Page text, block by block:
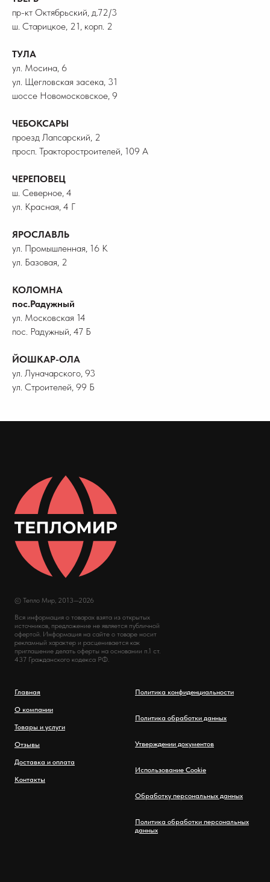
пр-кт Октябрьский, д.72/3
ш. Старицкое, 21, корп. 2
ТУЛА
ул. Мосина, 6
ул. Щегловская засека, 31
шоссе Новомосковское, 9
ЧЕБОКСАРЫ
проезд Лапсарский, 2
просп. Тракторостроителей, 109 А
ЧЕРЕПОВЕЦ
ш. Северное, 4
ул. Красная, 4 Г
ЯРОСЛАВЛЬ
ул. Промышленная, 16 К
ул. Базовая, 2
КОЛОМНА
пос.Радужный
ул. Московская 14
пос. Радужный, 47 Б
ЙОШКАР-ОЛА
ул. Луначарского, 93
ул. Строителей, 99 Б
© Тепло Мир, 2013—2026
Вся информация о товарах взята из открытых
источников, предложение не является публичной
офертой. Информация на сайте о товаре носит
рекламный характер и расценивается как
приглашение делать оферты на основании п.1 ст.
437 Гражданского кодекса РФ.
Главная
О компании
Товары и услуги
Отзывы
Доставка и оплата
Контакты
Политика конфиденциальности
Политика обработки данных
Утверждении документов
Использование Cookie
Обработку персональных данных
Политика обработки персональных
данных